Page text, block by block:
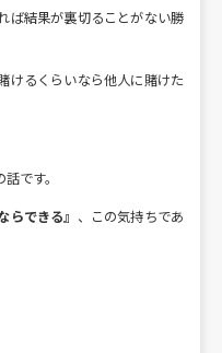
ば結果が裏切ることがない勝
けるくらいなら他人に賭けた
です。
らできる』 、この気持ちであ